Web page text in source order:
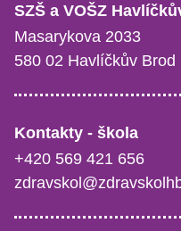
SZŠ a VOŠZ
Masarykova 2033
580 02 Havlíčkův Brod
Kontakty - škola
+420 569 421 656